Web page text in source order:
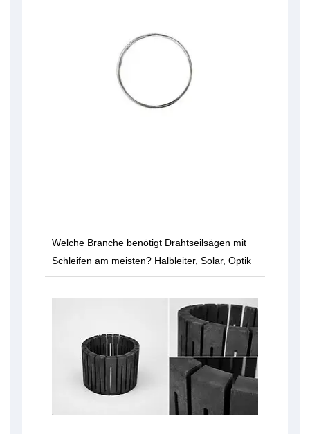
Welche Branche benötigt Drahtseilsägen mit
Schleifen am meisten? Halbleiter, Solar, Optik